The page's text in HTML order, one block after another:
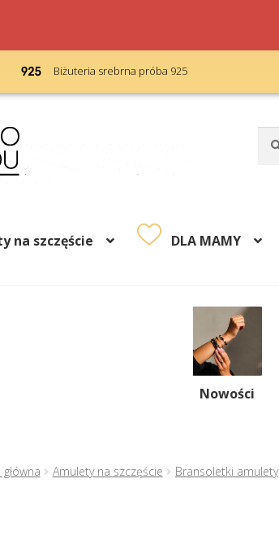
Biżuteria srebrna próba 925
na szczęście DLA MAMY
Nowości
Amulety na szczęście Bransoletki amulety